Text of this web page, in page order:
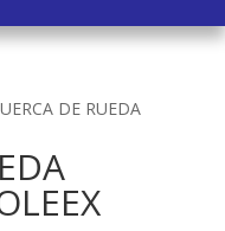
DE RUEDA